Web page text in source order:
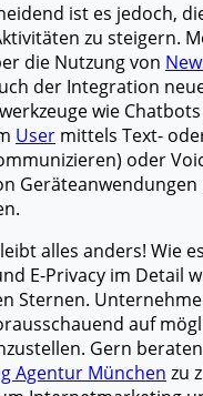
ist es jedoch,
zu steigern.
die Nutzung von
der Integration
wie
User mittels Text-
oder
alles anders! Wie
E-Privacy im Detail
Sternen.
auf
Gern
Agentur München zu